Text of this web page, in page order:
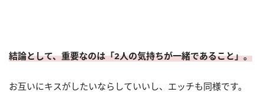
結論として、重要なのは「2人の気持ちが一緒であること」。
お互いにキスがしたいならしていいし、エッチも同様です。